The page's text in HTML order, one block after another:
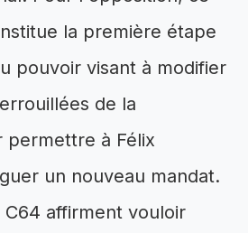
la première étape
pouvoir visant à modifier
de la
permettre à Félix
un nouveau mandat.
C64 affirment vouloir